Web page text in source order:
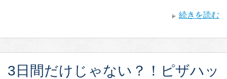
続きを読む
3日間だけじゃない？！ピザハッ